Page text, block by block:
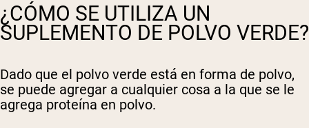
¿CÓMO SE UTILIZA UN
SUPLEMENTO DE POLVO VERDE?
Dado que el polvo verde está en forma de polvo,
se puede agregar a cualquier cosa a la que se le
agrega proteína en polvo.